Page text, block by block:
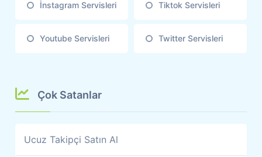
İnstagram Servisleri Tiktok Servisleri
Youtube Servisleri Twitter Servisleri
Çok Satanlar
Ucuz Takipçi Satın Al